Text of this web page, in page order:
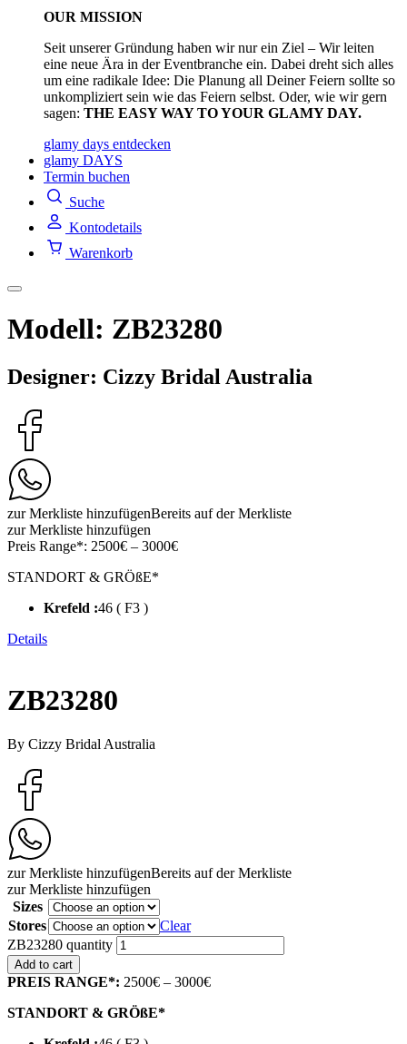
OUR MISSION
Seit unserer Gründung haben wir nur ein Ziel – Wir leiten
eine neue Ära in der Eventbranche ein. Dabei dreht sich alles
um eine radikale Idee: Die Planung all Deiner Feiern sollte so
unkompliziert sein wie das Feiern selbst. Oder, wie wir gern
sagen: THE EASY WAY TO YOUR GLAMY DAY.
glamy days entdecken
glamy DAYS
Termin buchen
Suche
Kontodetails
Warenkorb
Modell: ZB23280
Designer: Cizzy Bridal Australia
zur Merkliste hinzufügenBereits auf der Merkliste
zur Merkliste hinzufügen
Preis Range*: 2500€ – 3000€
STANDORT & GRÖßE*
Krefeld :46 ( F3 )
Details
ZB23280
By Cizzy Bridal Australia
zur Merkliste hinzufügenBereits auf der Merkliste
zur Merkliste hinzufügen
Sizes
Stores
Clear
ZB23280 quantity
Add to cart
PREIS RANGE*: 2500€ – 3000€
STANDORT & GRÖßE*